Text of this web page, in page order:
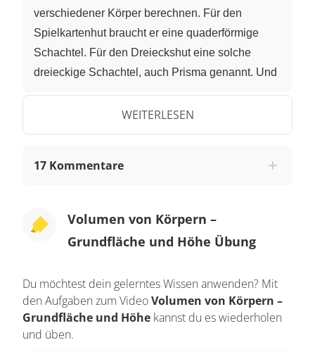
verschiedener Körper berechnen. Für den
Spielkartenhut braucht er eine quaderförmige
Schachtel. Für den Dreieckshut eine solche
dreieckige Schachtel, auch Prisma genannt. Und
Schachtel, auch Zylinder genannt. Der
Hutmacher verpackt also sein erstes Werk in
ihm dabei, die Volumina der Schachteln
herauszufinden, brauchst du zunächst dessen
Grundfläche. Die multiplizierst du dann mit der
Maße: Er ist 3 dm lang, 2,5 dm breit und 4 dm
hoch. Wenn wir die ersten beiden Maße
multiplizieren, erhalten wir die Größe der
WEITERLESEN
17 Kommentare
Volumen von Körpern –
Grundfläche und Höhe Übung
Du möchtest dein gelerntes Wissen anwenden? Mit
den Aufgaben zum VideoVolumen von Körpern –
Grundfläche und Höhe kannst du es wiederholen
und üben.